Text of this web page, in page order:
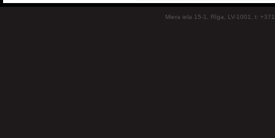
Miera iela 15-1, Rīga, LV-1001, t: